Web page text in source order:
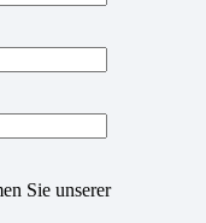
Sie unserer